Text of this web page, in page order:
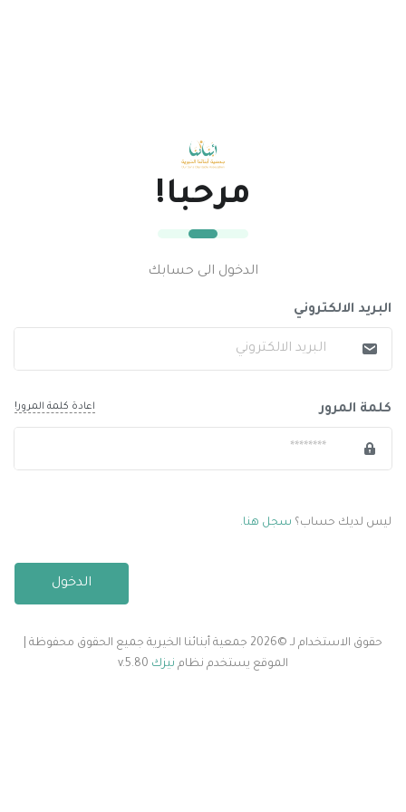
مرحبا!
الدخول الى حسابك
البريد الالكتروني
كلمة المرور اعادة كلمة المرور!
ليس لديك حساب؟ سجل هنا.
الدخول
حقوق الاستخدام لـ ©2026 جمعية أبنائنا الخيرية جميع الحقوق محفوظة |
الموقع يستخدم نظام نيزك